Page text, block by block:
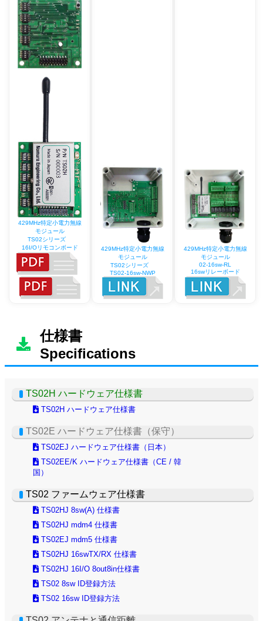
429MHz特定小電力無線
モジュール
TS02シリーズ
16I/Oリモコンボード
429MHz特定小電力無線
モジュール
TS02シリーズ
TS02-16sw-NWP
429MHz特定小電力無線
モジュール
02-16sw-RL
16swリレーボード
仕様書
Specifications